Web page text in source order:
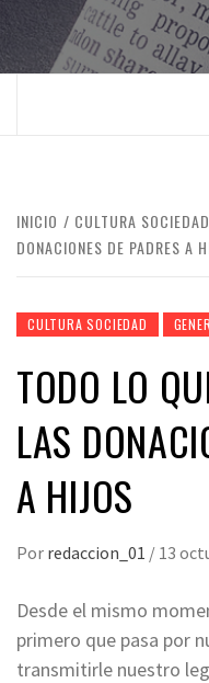
TU MAGAZINE
INICIO CULTURA SOCIEDAD
DONACIONES DE PADRES A
CULTURA SOCIEDAD
TODO LO
LAS
A HIJOS
Por redaccion_01 / 13
Desde el mismo
primero que pasa por
transmitirle nuestro